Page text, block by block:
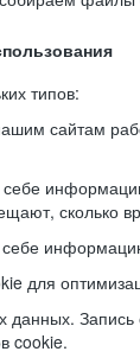
типов:
сайтам
сколько
для
Запись
cookie.